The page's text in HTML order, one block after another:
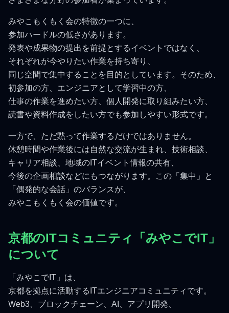
みやこもくもく会の特徴の一つに、
参加ハードルの低さがあります。
発表や成果物の提出を前提とするイベントではなく、
それぞれが今やりたい作業を持ち寄り、
同じ空間で集中することを目的としています。そのため、
初参加の方、エンジニアとして学習中の方、
仕事の作業を進めたい方、個人開発に取り組みたい方、
読書や資料作成をしたい方でも参加しやすい形式です。
一方で、ただ黙って作業するだけではありません。
休憩時間や作業後には自然な交流が生まれ、技術相談、
キャリア相談、地域のITイベント情報の共有、
今後の企画相談などにもつながります。この「集中」と
「偶発的な会話」のバランスが、
みやこもくもく会の価値です。
京都のITコミュニティ「みやこでIT」
について
「みやこでIT」は、
京都を拠点に活動するITエンジニアコミュニティです。
Web3、ブロックチェーン、AI、アプリ開発、